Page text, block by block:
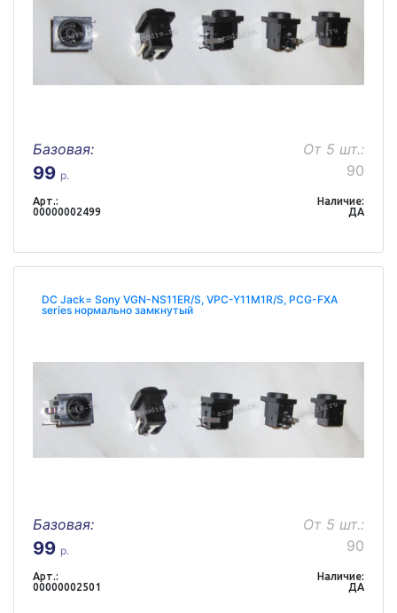
Базовая:
99 р.
От 5 шт.:
90
Арт.:
00000002499
Наличие:
ДА
DC Jack= Sony VGN-NS11ER/S, VPC-Y11M1R/S, PCG-FXA
series нормально замкнутый
Базовая:
99 р.
От 5 шт.:
90
Арт.:
00000002501
Наличие:
ДА